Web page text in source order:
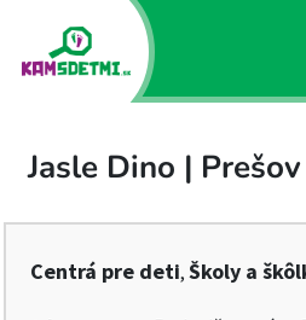
Jasle Dino | Prešov
Centrá pre deti, Školy a